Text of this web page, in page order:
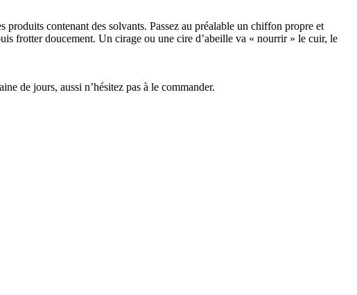
contenant des solvants. Passez au préalable un chiffon propre et
frotter doucement. Un cirage ou une cire d’abeille va « nourrir » le cuir, le
de jours, aussi n’hésitez pas à le commander.